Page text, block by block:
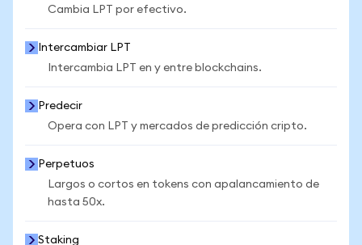
Cambia LPT por efectivo.
Intercambiar LPT
Intercambia LPT en y entre blockchains.
Predecir
Opera con LPT y mercados de predicción cripto.
Perpetuos
Largos o cortos en tokens con apalancamiento de
hasta 50x.
Staking